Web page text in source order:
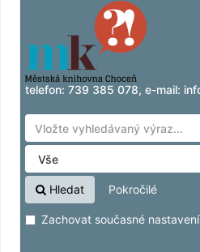
Zobrazuji výsledky1 - 2z
Přeskočit na obsah
telefon: 739 385 078, e-mail:
Hledat Pokročilé
Zachovat současné